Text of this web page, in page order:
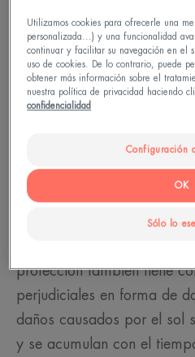
El papel de la
cáncer de piel.
El sol tiene una acción
Aunque conlleva algunos
visto, el sol también
quemaduras solares,
protección también tiene
perjudiciales en forma de
daños causados por el sol
y se acumulan con el
Utilizamos cookies para ofrecerle una
personalizada...) y una funcionalidad
continuar y facilitar su navegación en el
uso de cookies. De lo contrario, puede
obtener más información sobre el
nuestra política de privacidad haciendo
confidencialidad
Configuración
Sólo lo
OK